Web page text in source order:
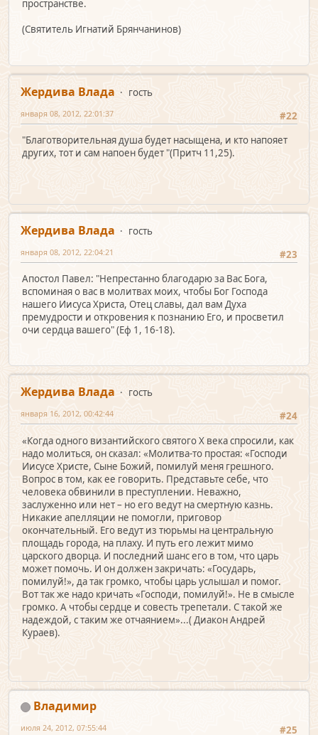
пространстве.
(Святитель Игнатий Брянчанинов)
Жердива Влада
гость
#22
января 08, 2012, 22:01:37
"Благотворительная душа будет насыщена, и кто напояет
других, тот и сам напоен будет "(Притч 11,25).
Жердива Влада
гость
#23
января 08, 2012, 22:04:21
Апостол Павел: "Непрестанно благодарю за Вас Бога,
вспоминая о вас в молитвах моих, чтобы Бог Господа
нашего Иисуса Христа, Отец славы, дал вам Духа
премудрости и откровения к познанию Его, и просветил
очи сердца вашего" (Еф 1, 16-18).
Жердива Влада
гость
#24
января 16, 2012, 00:42:44
«Когда одного византийского святого X века спросили, как
надо молиться, он сказал: «Молитва-то простая: «Господи
Иисусе Христе, Сыне Божий, помилуй меня грешного.
Вопрос в том, как ее говорить. Представьте себе, что
человека обвинили в преступлении. Неважно,
заслуженно или нет – но его ведут на смертную казнь.
Никакие апелляции не помогли, приговор
окончательный. Его ведут из тюрьмы на центральную
площадь города, на плаху. И путь его лежит мимо
царского дворца. И последний шанс его в том, что царь
может помочь. И он должен закричать: «Государь,
помилуй!», да так громко, чтобы царь услышал и помог.
Вот так же надо кричать «Господи, помилуй!». Не в смысле
громко. А чтобы сердце и совесть трепетали. С такой же
надеждой, с таким же отчаянием»...( Диакон Андрей
Кураев).
Владимир
#25
июля 24, 2012, 07:55:44